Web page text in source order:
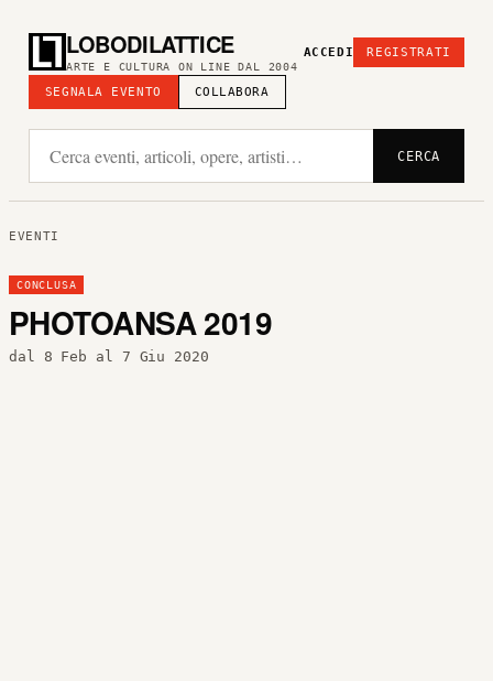
LOBODILATTICE
ARTE E CULTURA ON LINE DAL 2004
SEGNALA EVENTO COLLABORA
ACCEDI REGISTRATI
CERCA
EVENTI
CONCLUSA
PHOTOANSA 2019
dal 8 Feb al 7 Giu 2020